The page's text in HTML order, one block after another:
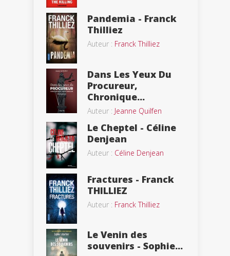
Pandemia - Franck
Thilliez
Auteur : Franck Thilliez
Dans Les Yeux Du
Procureur,
Chronique...
Auteur : Jeanne Quilfen
Le Cheptel - Céline
Denjean
Auteur : Céline Denjean
Fractures - Franck
THILLIEZ
Auteur : Franck Thilliez
Le Venin des
souvenirs - Sophie...